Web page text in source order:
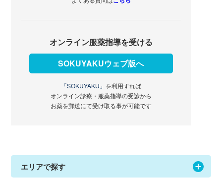
オンライン服薬指導を受ける
SOKUYAKUウェブ版へ
「SOKUYAKU」 を利用すれば
オンライン診療・服薬指導の受診から
お薬を郵送にて受け取る事が可能です
エリアで探す